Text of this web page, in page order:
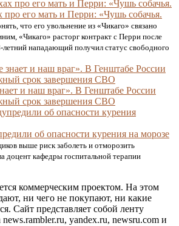
про его мать и Перри: «Чушь собачья.
что его увольнение из «Чикаго» связано
«Чикаго» расторг контракт с Перри после
летний нападающий получил статус свободного
и наш враг». В Генштабе России
срок завершения СВО
об опасности курения на морозе
выше риск заболеть и отморозить
доцент кафедры госпитальной терапии
коммерческим проектом. На этом
ни чего не покупают, ни какие
Сайт представляет собой ленту
news.rambler.ru, yandex.ru, newsru.com и